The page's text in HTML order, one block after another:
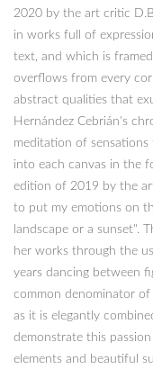
2020 by the art critic
in works full of
text, and which is
overflows from every
abstract qualities that
Hernández Cebrián's
meditation of
into each canvas in the
edition of 2019 by the
to put my emotions on
landscape or a sunset".
her works through the
years dancing between
common denominator of
as it is elegantly
demonstrate this
elements and beautiful